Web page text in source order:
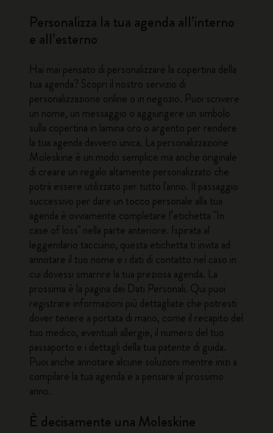
Personalizza la tua agenda all’interno
e all’esterno
Hai mai pensato di personalizzare la copertina della
tua agenda? Scopri il nostro servizio di
personalizzazione online o in negozio. Puoi scrivere
un nome, un messaggio o aggiungere un simbolo
sulla copertina in lamina oro o argento per rendere
la tua agenda davvero unica. La personalizzazione
Moleskine è un modo semplice ma anche originale
di creare un regalo altamente personalizzato che
potrà essere utilizzato per tutto l'anno. Il passaggio
successivo per dare un tocco personale alla tua
agenda è ovviamente completare l’etichetta "In
case of loss" nella parte anteriore. Ispirata al
leggendario taccuino, questa etichetta ti invita ad
annotare il tuo nome e i dati di contatto nel caso in
cui dovessi smarrire la tua preziosa agenda. La
prossima è la pagina dei Dati Personali. Qui puoi
registrare informazioni più dettagliate che potresti
dover tenere a portata di mano, come il recapito del
tuo medico, eventuali allergie, il numero del tuo
passaporto e i dettagli della tua patente di guida.
Puoi anche annotare alcune soluzioni mentre inizi a
compilare la tua agenda e a pensare al prossimo
anno.
È decisamente una Moleskine